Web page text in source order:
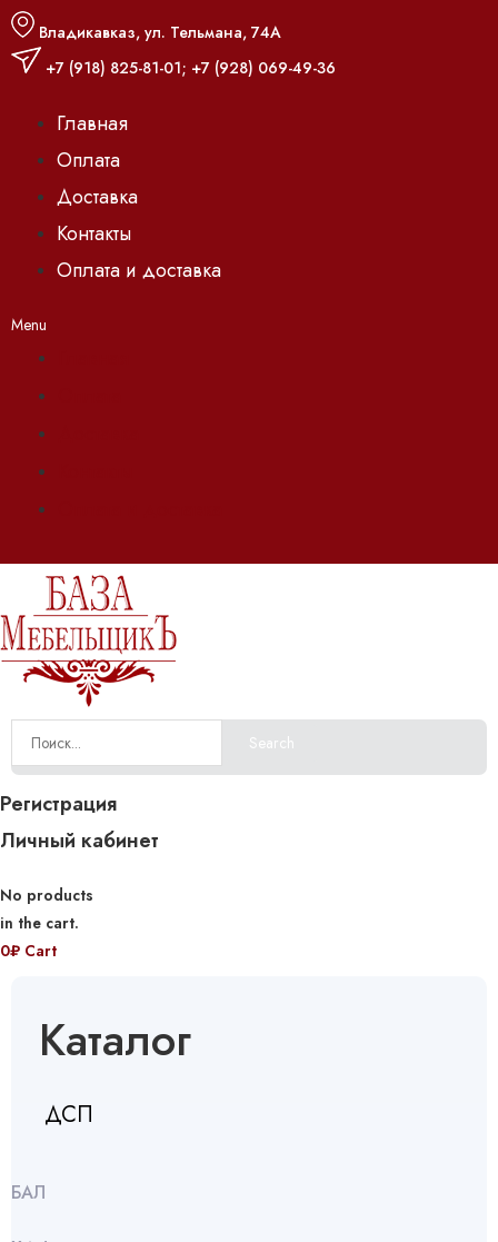
Владикавказ, ул. Тельмана, 74А
+7 (918) 825-81-01; +7 (928) 069-49-36
Главная
Оплата
Доставка
Контакты
Оплата и доставка
Menu
Search
Регистрация
Личный кабинет
No products
in the cart.
0₽ Cart
Каталог
ДСП
БАЛ